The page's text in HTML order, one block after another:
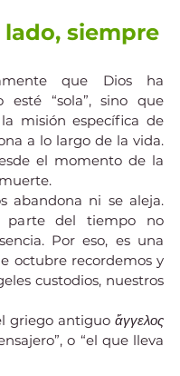
siempre
que Dios ha
“sola”, sino que
misión específica de
a lo largo de la vida.
el momento de la
abandona ni se aleja.
parte del tiempo no
Por eso, es una
octubre recordemos y
custodios, nuestros
griego antiguo ἄγγελος
o “el que lleva